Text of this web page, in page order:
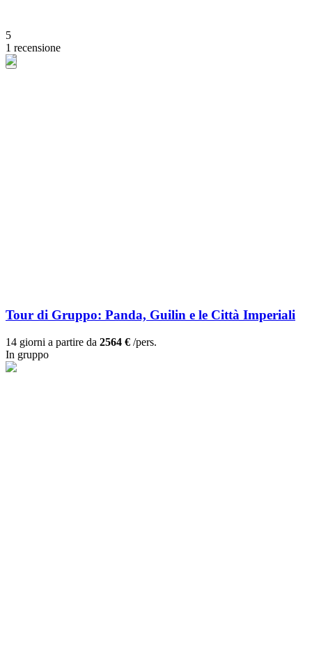
5
1 recensione
Tour di Gruppo: Panda, Guilin e le Città Imperiali
14 giorni a partire da 2564 € /pers.
In gruppo